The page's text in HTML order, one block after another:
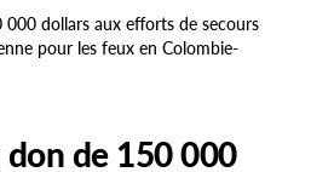
dollars aux efforts de secours
pour les feux en Colombie-
de 150 000